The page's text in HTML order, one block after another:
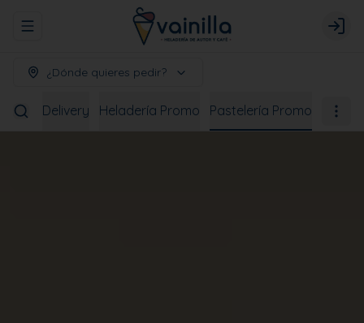
Abrir menu de navegación Login
¿Dónde quieres pedir?
Delivery Heladería Promo Pastelería Promo